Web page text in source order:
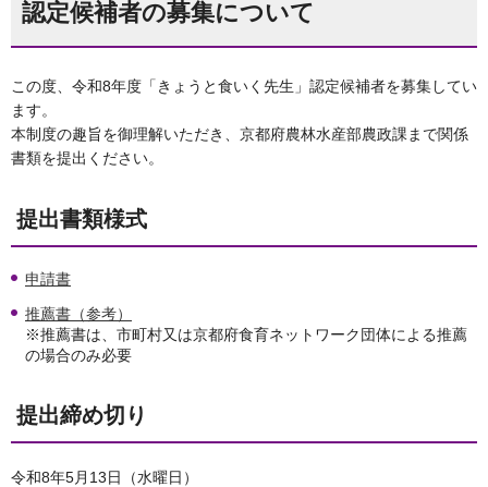
認定候補者の募集について
この度、令和8年度「きょうと食いく先生」認定候補者を募集してい
ます。
本制度の趣旨を御理解いただき、京都府農林水産部農政課まで関係
書類を提出ください。
提出書類様式
申請書
推薦書（参考）
※推薦書は、市町村又は京都府食育ネットワーク団体による推薦
の場合のみ必要
提出締め切り
令和8年5月13日（水曜日）